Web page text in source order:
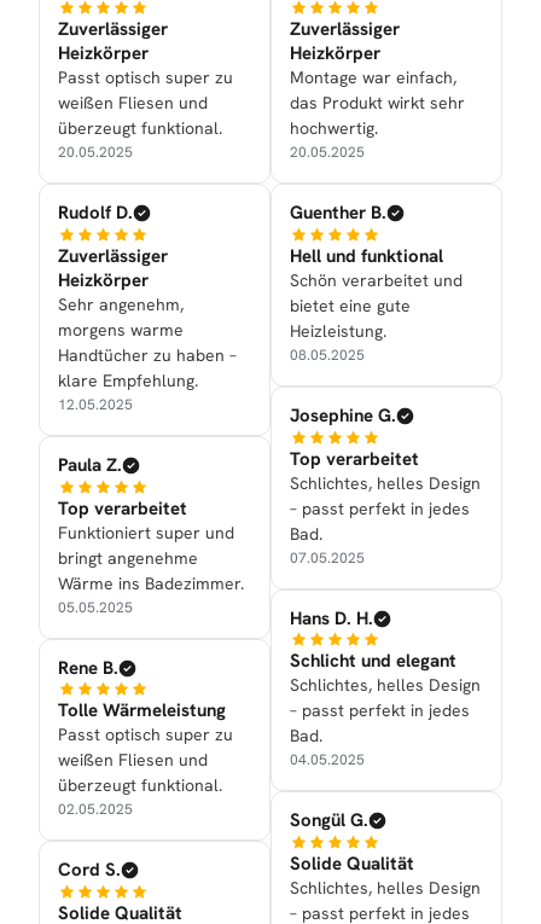
Zuverlässiger
Heizkörper
Passt optisch super zu
weißen Fliesen und
überzeugt funktional.
20.05.2025
Rudolf D.
Zuverlässiger
Heizkörper
Sehr angenehm,
morgens warme
Handtücher zu haben –
klare Empfehlung.
12.05.2025
Paula Z.
Top verarbeitet
Funktioniert super und
bringt angenehme
Wärme ins Badezimmer.
05.05.2025
Rene B.
Tolle Wärmeleistung
Passt optisch super zu
weißen Fliesen und
überzeugt funktional.
02.05.2025
Cord S.
Solide Qualität
Zuverlässiger
Heizkörper
Montage war einfach,
das Produkt wirkt sehr
hochwertig.
20.05.2025
Guenther B.
Hell und funktional
Schön verarbeitet und
bietet eine gute
Heizleistung.
08.05.2025
Josephine G.
Top verarbeitet
Schlichtes, helles Design
– passt perfekt in jedes
Bad.
07.05.2025
Hans D. H.
Schlicht und elegant
Schlichtes, helles Design
– passt perfekt in jedes
Bad.
04.05.2025
Songül G.
Solide Qualität
Schlichtes, helles Design
– passt perfekt in jedes